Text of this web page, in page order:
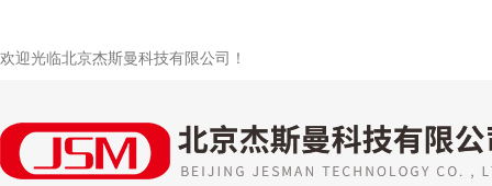
欢迎光临北京杰斯曼科技有限公司！